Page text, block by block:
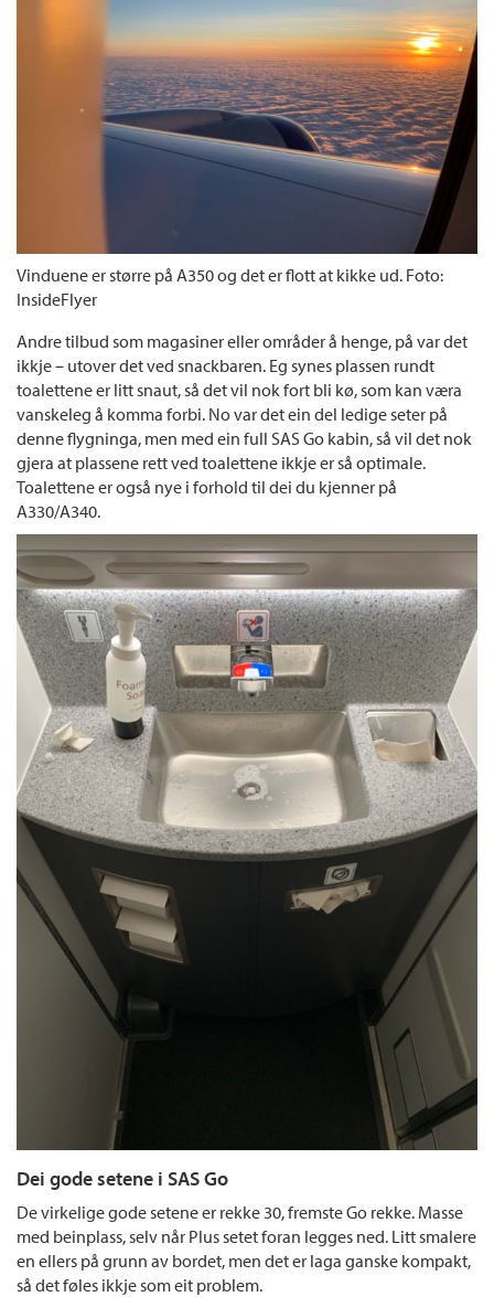
Vinduene er større på A350 og det er flott at kikke ud. Foto:
InsideFlyer
Andre tilbud som magasiner eller områder å henge, på var det
ikkje – utover det ved snackbaren. Eg synes plassen rundt
toalettene er litt snaut, så det vil nok fort bli kø, som kan væra
vanskeleg å komma forbi. No var det ein del ledige seter på
denne flygninga, men med ein full SAS Go kabin, så vil det nok
gjera at plassene rett ved toalettene ikkje er så optimale.
Toalettene er også nye i forhold til dei du kjenner på
A330/A340.
Dei gode setene i SAS Go
De virkelige gode setene er rekke 30, fremste Go rekke. Masse
med beinplass, selv når Plus setet foran legges ned. Litt smalere
en ellers på grunn av bordet, men det er laga ganske kompakt,
så det føles ikkje som eit problem.